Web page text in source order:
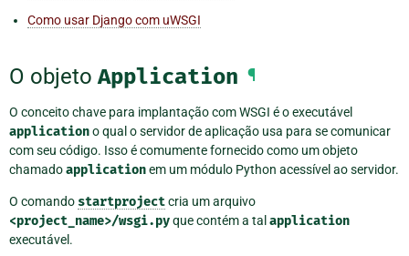
Como usar Django com uWSGI
O objetoApplication ¶
O conceito chave para implantação com WSGI é o executável
applicationo qual o servidor de aplicação usa para se comunicar
com seu código. Isso é comumente fornecido como um objeto
chamadoapplicationem um módulo Python acessível ao servidor.
O comando startprojectcria um arquivo
<project_name>/wsgi.pyque contém a tal application
executável.